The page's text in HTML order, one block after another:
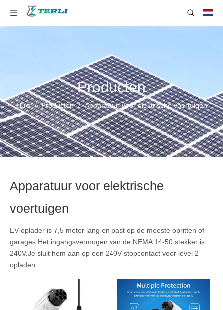
Producten
Huis / Producten / Apparatuur voor elektrische voertuigen
Apparatuur voor elektrische
voertuigen
EV-oplader is 7,5 meter lang en past op de meeste opritten of
garages.Het ingangsvermogen van de NEMA 14-50 stekker is
240V.Je sluit hem aan op een 240V stopcontact voor level 2
opladen